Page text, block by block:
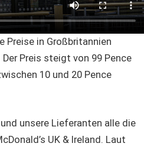
Preise in Großbritannien
Preis steigt von 99 Pence
10 und 20 Pence
unsere Lieferanten alle die
UK & Ireland. Laut